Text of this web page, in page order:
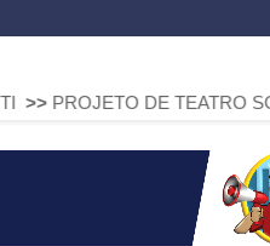
DE TEATRO SOBRE